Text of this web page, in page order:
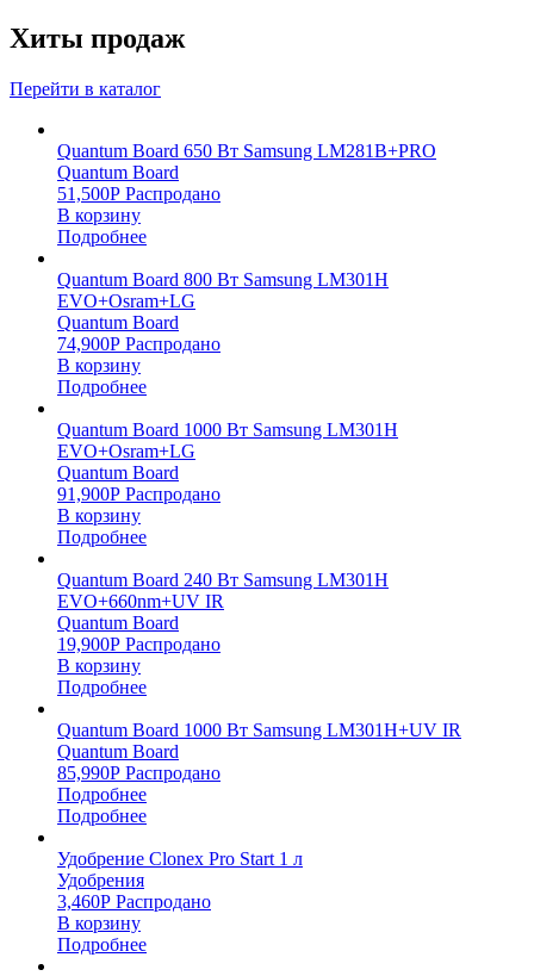
Хиты продаж
Перейти в каталог
Quantum Board 650 Вт Samsung LM281B+PRO
Quantum Board
51,500Р Распродано
В корзину
Подробнее
Quantum Board 800 Вт Samsung LM301H
EVO+Osram+LG
Quantum Board
74,900Р Распродано
В корзину
Подробнее
Quantum Board 1000 Вт Samsung LM301H
EVO+Osram+LG
Quantum Board
91,900Р Распродано
В корзину
Подробнее
Quantum Board 240 Вт Samsung LM301H
EVO+660nm+UV IR
Quantum Board
19,900Р Распродано
В корзину
Подробнее
Quantum Board 1000 Вт Samsung LM301H+UV IR
Quantum Board
85,990Р Распродано
Подробнее
Подробнее
Удобрение Clonex Pro Start 1 л
Удобрения
3,460Р Распродано
В корзину
Подробнее